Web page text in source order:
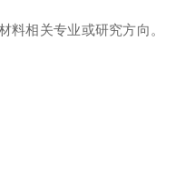
料相关专业或研究方向。